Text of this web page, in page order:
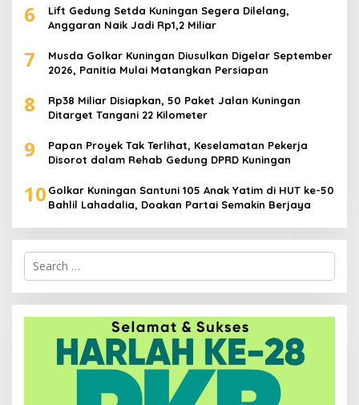
6
Lift Gedung Setda Kuningan Segera Dilelang,
Anggaran Naik Jadi Rp1,2 Miliar
7
Musda Golkar Kuningan Diusulkan Digelar September
2026, Panitia Mulai Matangkan Persiapan
8
Rp38 Miliar Disiapkan, 50 Paket Jalan Kuningan
Ditarget Tangani 22 Kilometer
9
Papan Proyek Tak Terlihat, Keselamatan Pekerja
Disorot dalam Rehab Gedung DPRD Kuningan
10 Golkar Kuningan Santuni 105 Anak Yatim di HUT ke-50
Bahlil Lahadalia, Doakan Partai Semakin Berjaya
Search
for: